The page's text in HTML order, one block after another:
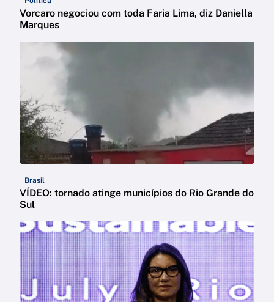
Vorcaro negociou com toda Faria Lima, diz Daniella
Marques
Brasil
VÍDEO: tornado atinge municípios do Rio Grande do
Sul